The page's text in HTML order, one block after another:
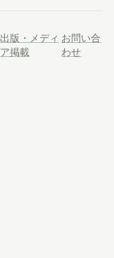
出版・メディ
ア掲載
お問い合
わせ